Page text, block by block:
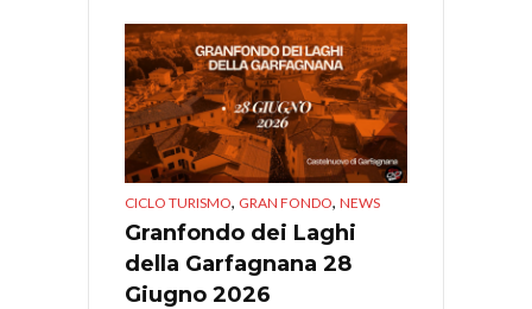
CICLO TURISMO, GRAN FONDO, NEWS
Granfondo dei Laghi
della Garfagnana 28
Giugno 2026